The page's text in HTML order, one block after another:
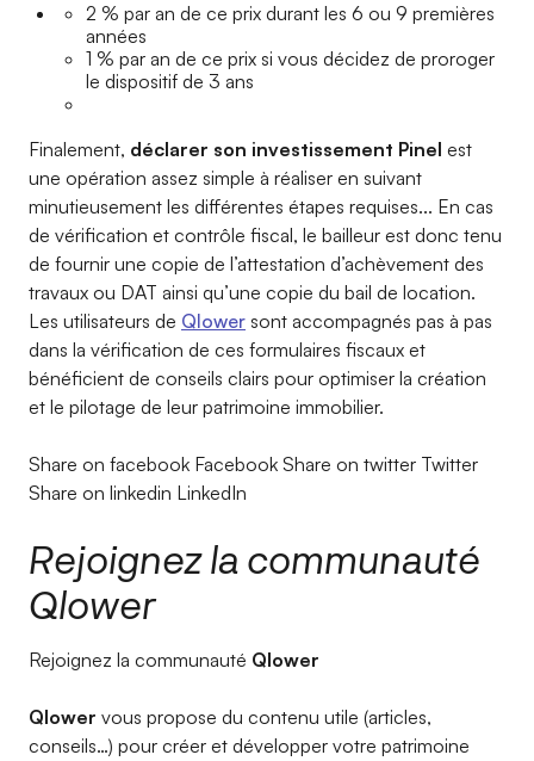
2 % par an de ce prix durant les 6 ou 9 premières
années
1 % par an de ce prix si vous décidez de proroger
le dispositif de 3 ans
Finalement, déclarer son investissement Pinel est
une opération assez simple à réaliser en suivant
minutieusement les différentes étapes requises... En cas
de vérification et contrôle fiscal, le bailleur est donc tenu
de fournir une copie de l’attestation d’achèvement des
travaux ou DAT ainsi qu’une copie du bail de location.
Les utilisateurs de Qlower sont accompagnés pas à pas
dans la vérification de ces formulaires fiscaux et
bénéficient de conseils clairs pour optimiser la création
et le pilotage de leur patrimoine immobilier.
Share on facebook Facebook Share on twitter Twitter
Share on linkedin LinkedIn
Rejoignez la communauté
Qlower
Rejoignez la communauté Qlower
Qlower vous propose du contenu utile (articles,
conseils…) pour créer et développer votre patrimoine